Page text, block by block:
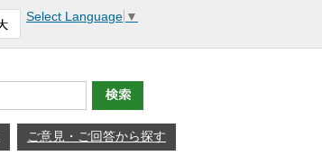
Select Language ▼
ご意見・ご回答から探す